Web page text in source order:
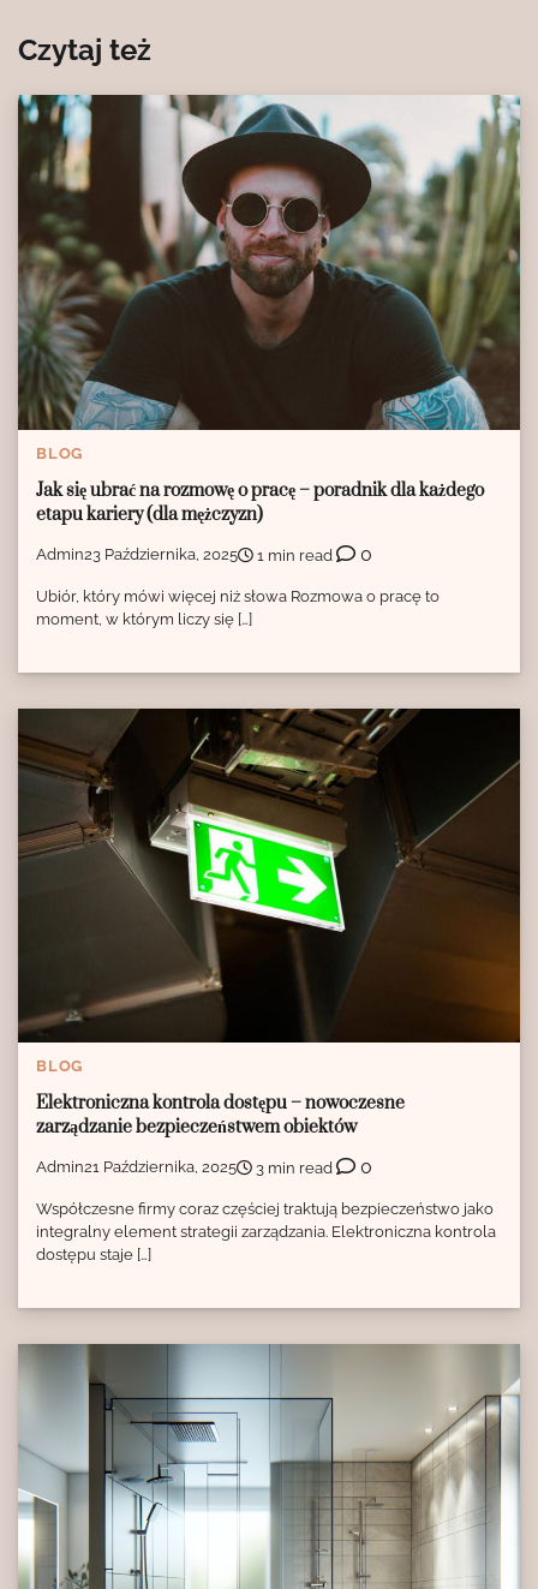
Czytaj też
BLOG
Jak się ubrać na rozmowę o pracę – poradnik dla każdego
etapu kariery (dla mężczyzn)
Admin23 Października, 2025 1 min read 0
Ubiór, który mówi więcej niż słowa Rozmowa o pracę to
moment, w którym liczy się […]
BLOG
Elektroniczna kontrola dostępu – nowoczesne
zarządzanie bezpieczeństwem obiektów
Admin21 Października, 2025 3 min read 0
Współczesne firmy coraz częściej traktują bezpieczeństwo jako
integralny element strategii zarządzania. Elektroniczna kontrola
dostępu staje […]